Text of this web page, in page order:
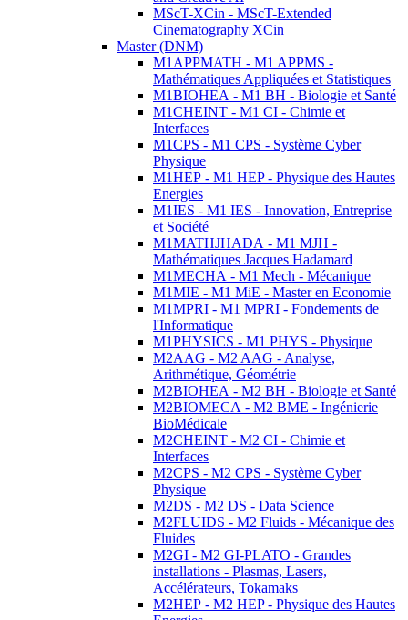
MScT-XCin - MScT-Extended
Cinematography XCin
Master (DNM)
M1APPMATH - M1 APPMS -
Mathématiques Appliquées et Statistiques
M1BIOHEA - M1 BH - Biologie et Santé
M1CHEINT - M1 CI - Chimie et
Interfaces
M1CPS - M1 CPS - Système Cyber
Physique
M1HEP - M1 HEP - Physique des Hautes
Energies
M1IES - M1 IES - Innovation, Entreprise
et Société
M1MATHJHADA - M1 MJH -
Mathématiques Jacques Hadamard
M1MECHA - M1 Mech - Mécanique
M1MIE - M1 MiE - Master en Economie
M1MPRI - M1 MPRI - Fondements de
l'Informatique
M1PHYSICS - M1 PHYS - Physique
M2AAG - M2 AAG - Analyse,
Arithmétique, Géométrie
M2BIOHEA - M2 BH - Biologie et Santé
M2BIOMECA - M2 BME - Ingénierie
BioMédicale
M2CHEINT - M2 CI - Chimie et
Interfaces
M2CPS - M2 CPS - Système Cyber
Physique
M2DS - M2 DS - Data Science
M2FLUIDS - M2 Fluids - Mécanique des
Fluides
M2GI - M2 GI-PLATO - Grandes
installations - Plasmas, Lasers,
Accélérateurs, Tokamaks
M2HEP - M2 HEP - Physique des Hautes